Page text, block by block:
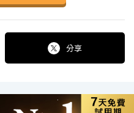
分享